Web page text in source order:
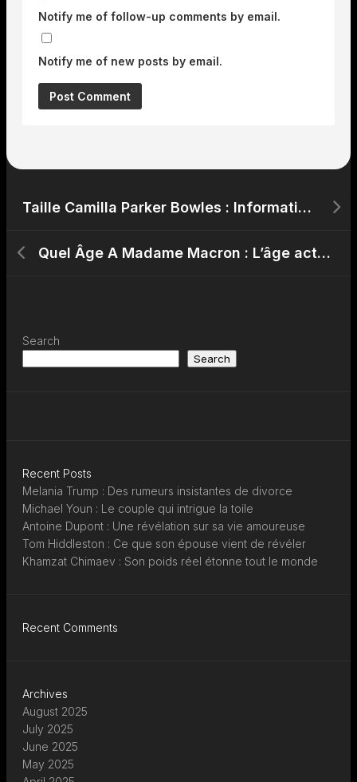
Notify me of follow-up comments by email.
Notify me of new posts by email.
Taille Camilla Parker Bowles : Informations sur la taille de Camilla Parker Bowles
Quel Âge A Madame Macron : L’âge actuel de la Première Dame française
Search
Search
Recent Posts
Melania Trump : Des rumeurs insistantes de divorce
Michael Youn : Le couple qui intrigue la toile
Antoine Dupont : Une révélation sur sa vie amoureuse
Tom Hiddleston : Ce que son épouse vient de révéler
Khamzat Chimaev : Son poids réel étonne tout le monde
Recent Comments
Archives
August 2025
July 2025
June 2025
May 2025